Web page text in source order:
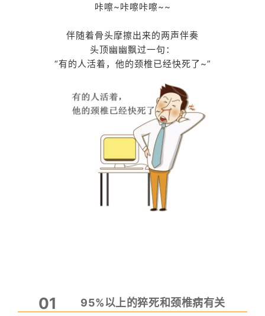
咔嚓~咔嚓咔嚓~~
伴随着骨头摩擦出来的两声伴奏
头顶幽幽飘过一句：
“有的人活着，他的颈椎已经快死了~”
01 95%以上的猝死和颈椎病有关